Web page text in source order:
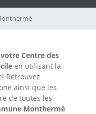
votre Centre des
en utilisant la
Retrouvez
ainsi que les
de toutes les
Monthermé